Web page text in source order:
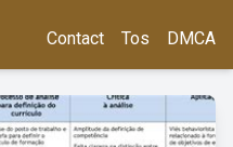
Contact Tos DMCA